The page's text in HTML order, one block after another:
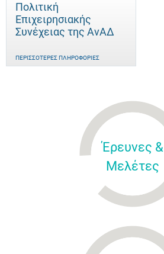
Πολιτική
Επιχειρησιακής
Συνέχειας της ΑνΑΔ
ΠΕΡΙΣΣΌΤΕΡΕΣ ΠΛΗΡΟΦΟΡΊΕΣ
Έρευνες &
Μελέτες